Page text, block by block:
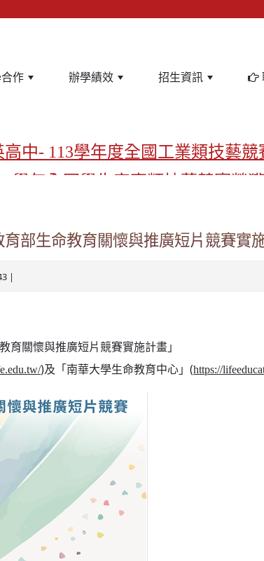
作 辦學績效 招生資訊
高中- 113學年度全國工業類技藝競
學年全國學生家事類技藝競賽榮
管理科桃園第一、資料處理科北台
部生命教育關懷與推廣短片競賽實施
|
關懷與推廣短片競賽實施計畫」
)及「南華大學生命教育中心」(https://